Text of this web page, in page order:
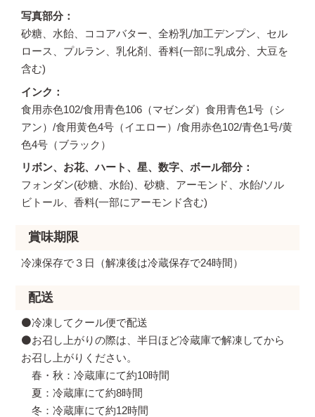
写真部分
砂糖、水飴、ココアバター、全粉乳/加工デンプン、セル
ロース、プルラン、乳化剤、香料(一部に乳成分、大豆を
含む)
インク
食用赤色102/食用青色106（マゼンダ）食用青色1号（シ
アン）/食用黄色4号（イエロー）/食用赤色102/青色1号/黄
色4号（ブラック）
リボン、お花、ハート、星、数字、ボール部分
フォンダン(砂糖、水飴)、砂糖、アーモンド、水飴/ソル
ビトール、香料(一部にアーモンド含む)
賞味期限
冷凍保存で３日（解凍後は冷蔵保存で24時間）
配送
⚫️冷凍してクール便で配送
⚫️お召し上がりの際は、半日ほど冷蔵庫で解凍してから
お召し上がりください。
春・秋：冷蔵庫にて約10時間
夏：冷蔵庫にて約8時間
冬：冷蔵庫にて約12時間